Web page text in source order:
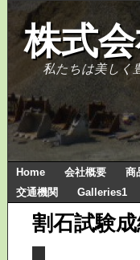
株式
私たちは美しく
Home 会社概要 商
交通機関
Galleries1
割石試験